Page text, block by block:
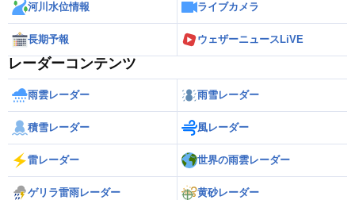
河川水位情報 ライブカメラ
長期予報 ウェザーニュースLiVE
レーダーコンテンツ
雨雲レーダー 雨雪レーダー
積雪レーダー 風レーダー
雷レーダー 世界の雨雲レーダー
ゲリラ雷雨レーダー 黄砂レーダー